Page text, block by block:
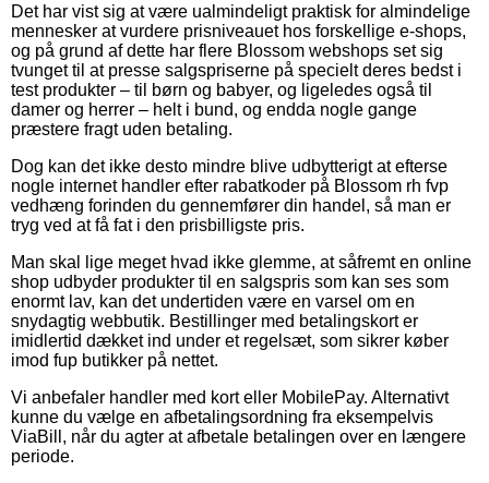
Det har vist sig at være ualmindeligt praktisk for almindelige
mennesker at vurdere prisniveauet hos forskellige e-shops,
og på grund af dette har flere Blossom webshops set sig
tvunget til at presse salgspriserne på specielt deres bedst i
test produkter – til børn og babyer, og ligeledes også til
damer og herrer – helt i bund, og endda nogle gange
præstere fragt uden betaling.
Dog kan det ikke desto mindre blive udbytterigt at efterse
nogle internet handler efter rabatkoder på Blossom rh fvp
vedhæng forinden du gennemfører din handel, så man er
tryg ved at få fat i den prisbilligste pris.
Man skal lige meget hvad ikke glemme, at såfremt en online
shop udbyder produkter til en salgspris som kan ses som
enormt lav, kan det undertiden være en varsel om en
snydagtig webbutik. Bestillinger med betalingskort er
imidlertid dækket ind under et regelsæt, som sikrer køber
imod fup butikker på nettet.
Vi anbefaler handler med kort eller MobilePay. Alternativt
kunne du vælge en afbetalingsordning fra eksempelvis
ViaBill, når du agter at afbetale betalingen over en længere
periode.